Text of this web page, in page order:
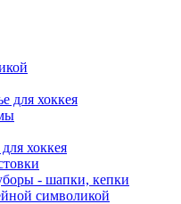
для хоккея
хоккея
- шапки, кепки
символикой